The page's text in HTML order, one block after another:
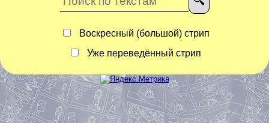
Воскресный (большой) стрип
Уже переведённый стрип